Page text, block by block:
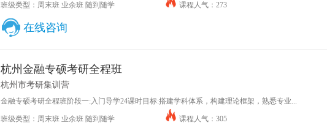
班级类型：周末班 业余班 随到随学 课程人气：273
在线咨询
杭州金融专硕考研全程班
杭州市考研集训营
金融专硕考研全程班阶段一:入门导学24课时目标:搭建学科体系，构建理论框架，熟悉专业...
班级类型：周末班 业余班 随到随学 课程人气：305